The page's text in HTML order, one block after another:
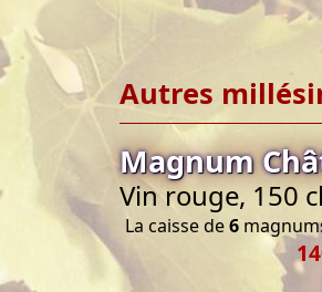
Autres
Magnum
Vin rouge, 150
La caisse de6